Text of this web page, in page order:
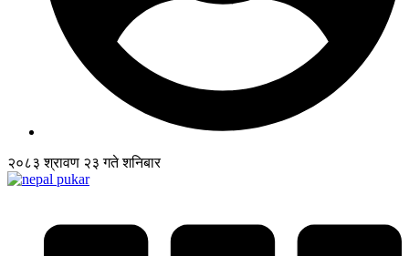
२०८३ श्रावण २३ गते शनिबार